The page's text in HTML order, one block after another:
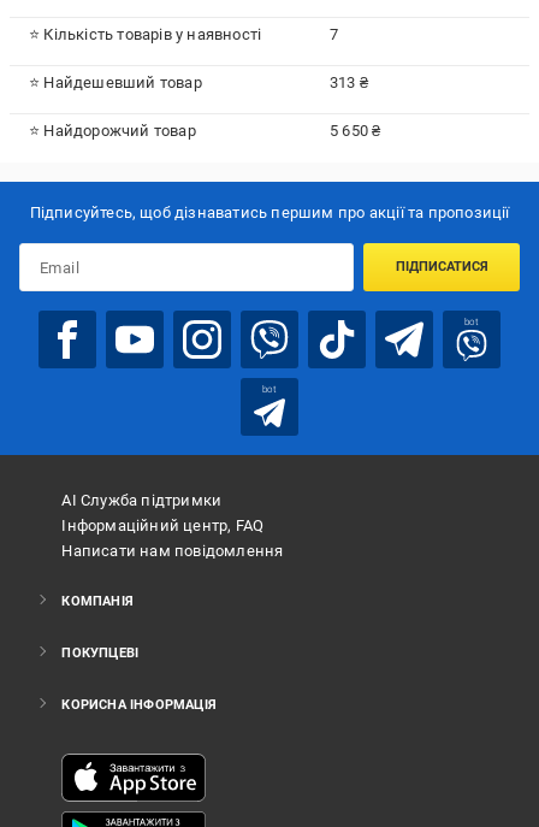
⭐ Кількість товарів у наявності 7
⭐ Найдешевший товар 313 ₴
⭐ Найдорожчий товар 5 650 ₴
Підписуйтесь, щоб дізнаватись першим про акції та пропозиції
ПІДПИСАТИСЯ
bot
bot
АІ Служба підтримки
Інформаційний центр, FAQ
Написати нам повідомлення
КОМПАНІЯ
ПОКУПЦЕВІ
КОРИСНА ІНФОРМАЦІЯ